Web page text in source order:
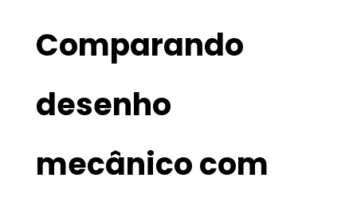
Comparando
desenho
mecânico com